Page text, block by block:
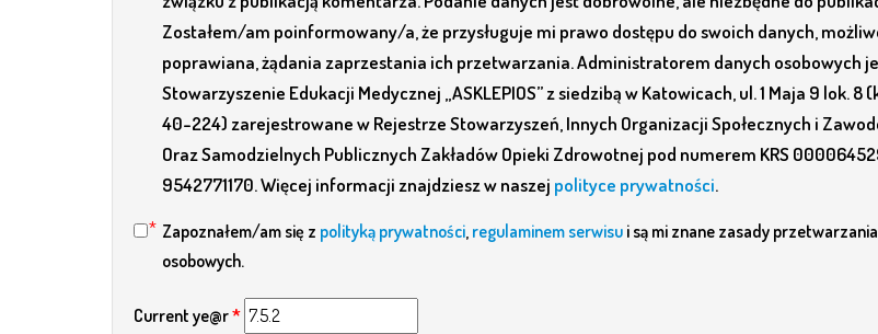
Zostałem/am poinformowany/a, że przysługuje mi prawo dostępu do swoich danych,
poprawiana, żądania zaprzestania ich przetwarzania. Administratorem danych osobowych
Stowarzyszenie Edukacji Medycznej „ASKLEPIOS” z siedzibą w Katowicach, ul. 1 Maja 9 lok. 8
40-224) zarejestrowane w Rejestrze Stowarzyszeń, Innych Organizacji Społecznych i
Oraz Samodzielnych Publicznych Zakładów Opieki Zdrowotnej pod numerem KRS
9542771170. Więcej informacji znajdziesz w naszej polityce prywatności.
Zapoznałem/am się z polityką prywatności regulaminem serwisu i są mi znane zasady
osobowych.
Current ye@r*